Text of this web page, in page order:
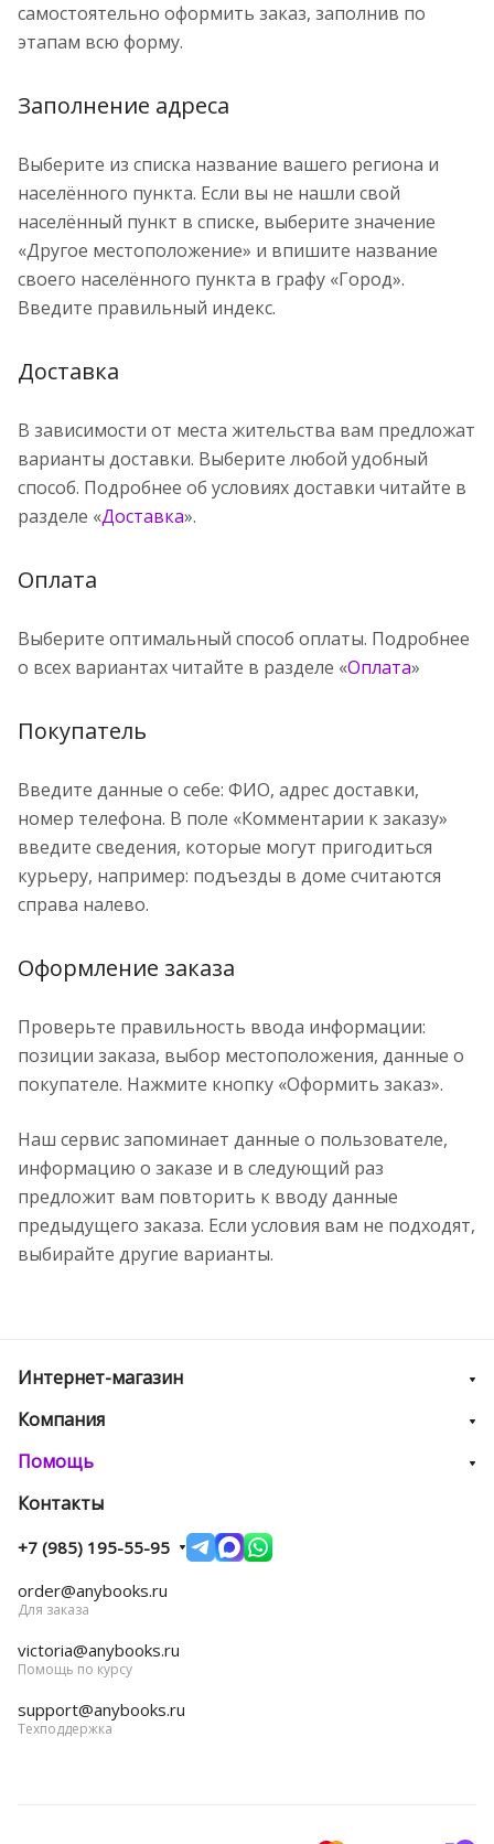
самостоятельно оформить заказ, заполнив по
этапам всю форму.
Заполнение адреса
Выберите из списка название вашего региона и
населённого пункта. Если вы не нашли свой
населённый пункт в списке, выберите значение
«Другое местоположение» и впишите название
своего населённого пункта в графу «Город».
Введите правильный индекс.
Доставка
В зависимости от места жительства вам предложат
варианты доставки. Выберите любой удобный
способ. Подробнее об условиях доставки читайте в
разделе «Доставка».
Оплата
Выберите оптимальный способ оплаты. Подробнее
о всех вариантах читайте в разделе «Оплата»
Покупатель
Введите данные о себе: ФИО, адрес доставки,
номер телефона. В поле «Комментарии к заказу»
введите сведения, которые могут пригодиться
курьеру, например: подъезды в доме считаются
справа налево.
Оформление заказа
Проверьте правильность ввода информации:
позиции заказа, выбор местоположения, данные о
покупателе. Нажмите кнопку «Оформить заказ».
Наш сервис запоминает данные о пользователе,
информацию о заказе и в следующий раз
предложит вам повторить к вводу данные
предыдущего заказа. Если условия вам не подходят,
выбирайте другие варианты.
Интернет-магазин
Компания
Помощь
Контакты
+7 (985) 195-55-95
order@anybooks.ru
Для заказа
victoria@anybooks.ru
Помощь по курсу
support@anybooks.ru
Техподдержка